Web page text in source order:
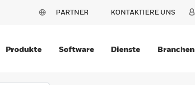
PARTNER KONTAKTIERE UNS
Produkte Software Dienste Branchen